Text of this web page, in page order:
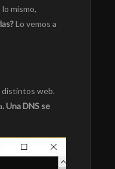
mismo,
Lo vemos a
distintos web.
. Una DNS se